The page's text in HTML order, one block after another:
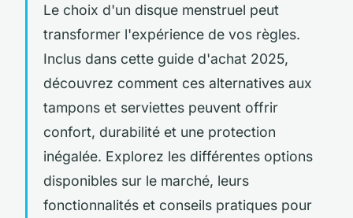
Le choix d'un disque menstruel peut
transformer l'expérience de vos règles.
Inclus dans cette guide d'achat 2025,
découvrez comment ces alternatives aux
tampons et serviettes peuvent offrir
confort, durabilité et une protection
inégalée. Explorez les différentes options
disponibles sur le marché, leurs
fonctionnalités et conseils pratiques pour